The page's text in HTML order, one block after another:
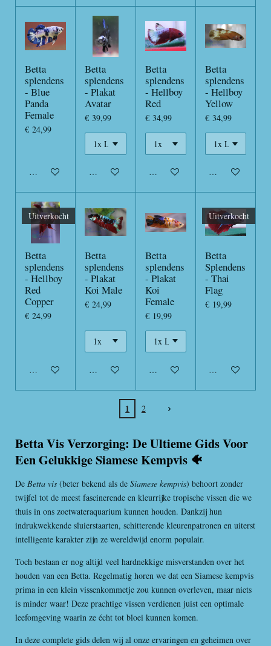
Betta
splendens
- Blue
Panda
Female
€ 24,99
In winkelwagen
Betta
splendens
- Plakat
Avatar
€ 39,99
In winkelwagen
Betta
splendens
- Hellboy
Red
€ 34,99
In winkelwagen
Betta
splendens
- Hellboy
Yellow
€ 34,99
In winkelwagen
Uitverkocht
Betta
splendens
- Hellboy
Red
Copper
€ 24,99
Uitverkocht
Betta
splendens
- Plakat
Koi Male
€ 24,99
In winkelwagen
Betta
splendens
- Plakat
Koi
Female
€ 19,99
In winkelwagen
Uitverkocht
Betta
Splendens
- Thai
Flag
€ 19,99
Uitverkocht
1 2
Betta Vis Verzorging: De Ultieme Gids Voor
Een Gelukkige Siamese Kempvis 🐠
De Betta vis (beter bekend als de Siamese kempvis) behoort zonder
twijfel tot de meest fascinerende en kleurrijke tropische vissen die we
thuis in ons zoetwateraquarium kunnen houden. Dankzij hun
indrukwekkende sluierstaarten, schitterende kleurenpatronen en uiterst
intelligente karakter zijn ze wereldwijd enorm populair.
Toch bestaan er nog altijd veel hardnekkige misverstanden over het
houden van een Betta. Regelmatig horen we dat een Siamese kempvis
prima in een klein vissenkommetje zou kunnen overleven, maar niets
is minder waar! Deze prachtige vissen verdienen juist een optimale
leefomgeving waarin ze écht tot bloei kunnen komen.
In deze complete gids delen wij al onze ervaringen en geheimen over